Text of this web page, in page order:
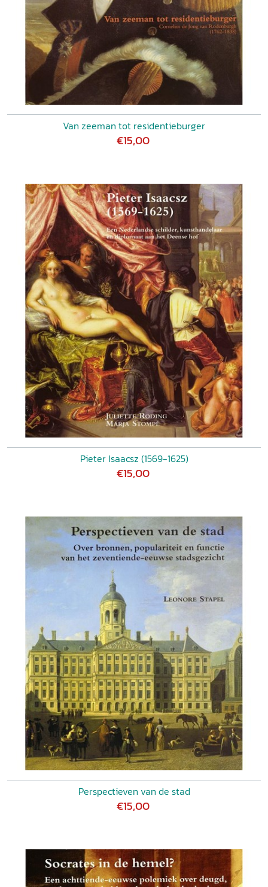
Van zeeman tot residentieburger
€15,00
Pieter Isaacsz (1569-1625)
€15,00
Perspectieven van de stad
€15,00